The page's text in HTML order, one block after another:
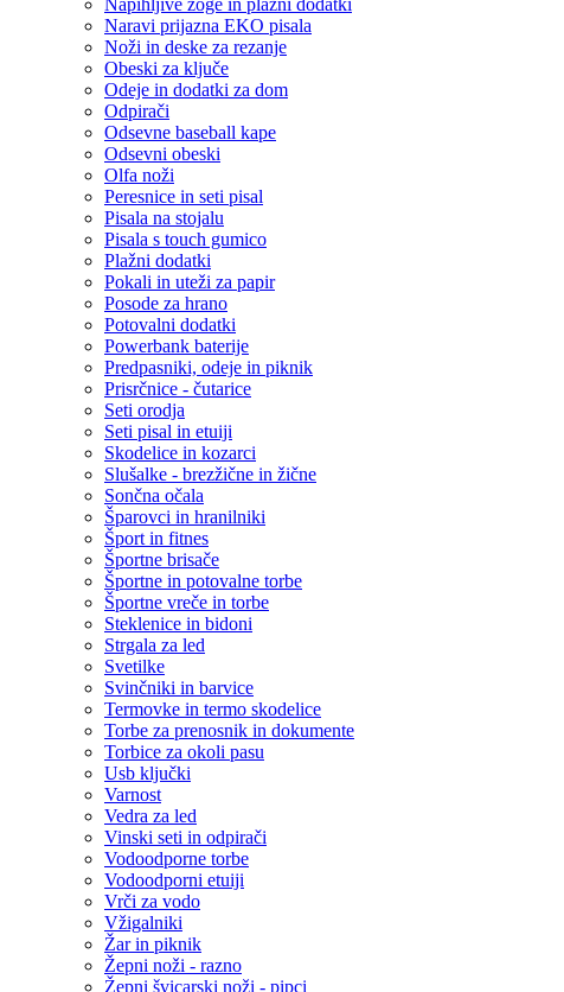
Napihljive žoge in plažni dodatki
Naravi prijazna EKO pisala
Noži in deske za rezanje
Obeski za ključe
Odeje in dodatki za dom
Odpirači
Odsevne baseball kape
Odsevni obeski
Olfa noži
Peresnice in seti pisal
Pisala na stojalu
Pisala s touch gumico
Plažni dodatki
Pokali in uteži za papir
Posode za hrano
Potovalni dodatki
Powerbank baterije
Predpasniki, odeje in piknik
Prisrčnice - čutarice
Seti orodja
Seti pisal in etuiji
Skodelice in kozarci
Slušalke - brezžične in žične
Sončna očala
Šparovci in hranilniki
Šport in fitnes
Športne brisače
Športne in potovalne torbe
Športne vreče in torbe
Steklenice in bidoni
Strgala za led
Svetilke
Svinčniki in barvice
Termovke in termo skodelice
Torbe za prenosnik in dokumente
Torbice za okoli pasu
Usb ključki
Varnost
Vedra za led
Vinski seti in odpirači
Vodoodporne torbe
Vodoodporni etuiji
Vrči za vodo
Vžigalniki
Žar in piknik
Žepni noži - razno
Žepni švicarski noži - pipci